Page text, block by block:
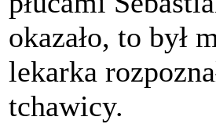
okazało, to był
lekarka
tchawicy.